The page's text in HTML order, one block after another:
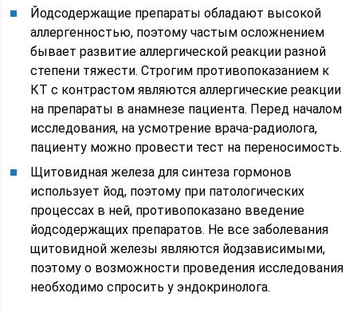
Йодсодержащие препараты обладают высокой
аллергенностью, поэтому частым осложнением
бывает развитие аллергической реакции разной
степени тяжести. Строгим противопоказанием к
КТ с контрастом являются аллергические реакции
на препараты в анамнезе пациента. Перед началом
исследования, на усмотрение врача-радиолога,
пациенту можно провести тест на переносимость.
Щитовидная железа для синтеза гормонов
использует йод, поэтому при патологических
процессах в ней, противопоказано введение
йодсодержащих препаратов. Не все заболевания
щитовидной железы являются йодзависимыми,
поэтому о возможности проведения исследования
необходимо спросить у эндокринолога.